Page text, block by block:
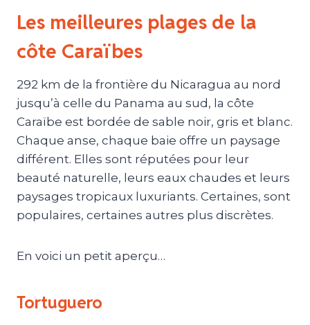
Les meilleures plages de la
côte Caraïbes
292 km de la frontière du Nicaragua au nord
jusqu’à celle du Panama au sud, la côte
Caraïbe est bordée de sable noir, gris et blanc.
Chaque anse, chaque baie offre un paysage
différent. Elles sont réputées pour leur
beauté naturelle, leurs eaux chaudes et leurs
paysages tropicaux luxuriants. Certaines, sont
populaires, certaines autres plus discrètes.
En voici un petit aperçu…
Tortuguero